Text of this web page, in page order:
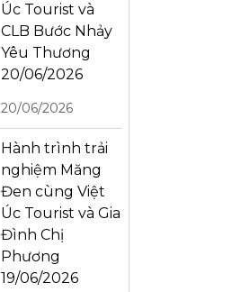
Úc Tourist và
CLB Bước Nhảy
Yêu Thương
20/06/2026
20/06/2026
Hành trình trải
nghiệm Măng
Đen cùng Việt
Úc Tourist và Gia
Đình Chị
Phương
19/06/2026